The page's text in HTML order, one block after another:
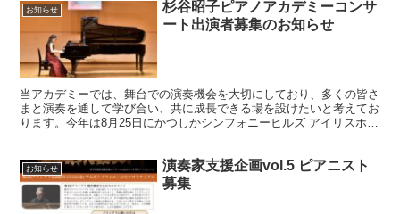
お知らせ
杉谷昭子ピアノアカデミーコンサ
ート出演者募集のお知らせ
当アカデミーでは、舞台での演奏機会を大切にしており、多くの皆さ
まと演奏を通して学び合い、共に成長できる場を設けたいと考えてお
ります。今年は8月25日にかつしかシンフォニーヒルズ アイリスホー
お知らせ
演奏家支援企画vol.5 ピアニスト
募集